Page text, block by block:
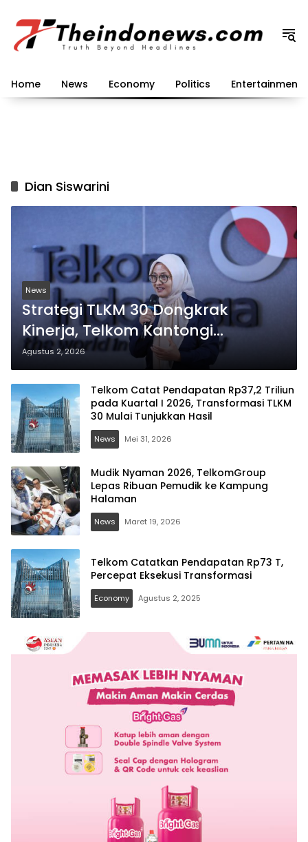
konten
Home News Economy Politics Entertainment
Dian Siswarini
News
Strategi TLKM 30 Dongkrak
Kinerja, Telkom Kantongi
Pendapatan Rp75,9 Triliun
Agustus 2, 2026
Telkom Catat Pendapatan Rp37,2 Triliun
pada Kuartal I 2026, Transformasi TLKM
30 Mulai Tunjukkan Hasil
News Mei 31, 2026
Mudik Nyaman 2026, TelkomGroup
Lepas Ribuan Pemudik ke Kampung
Halaman
News Maret 19, 2026
Telkom Catatkan Pendapatan Rp73 T,
Percepat Eksekusi Transformasi
Economy Agustus 2, 2025